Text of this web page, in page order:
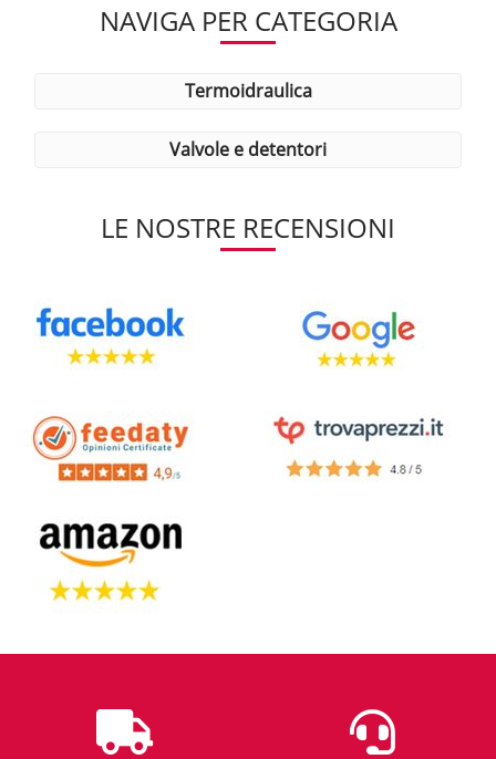
NAVIGA PER CATEGORIA
termoidraulica
valvole e detentori
LE NOSTRE RECENSIONI